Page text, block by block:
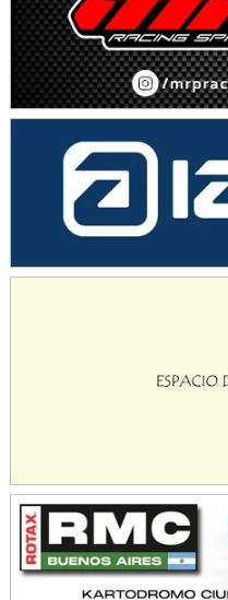
Humboldt (Santa Fe)
NORESTE SANTAFESINO - F6
Ciudad de Avellaneda (Asfalto)
Avellaneda (Santa Fe)
José Samuel Sánchez (Tierra)
Rufino (Santa Fe)
TUCUMANO - F5
Juan Navarro (Asfalto)